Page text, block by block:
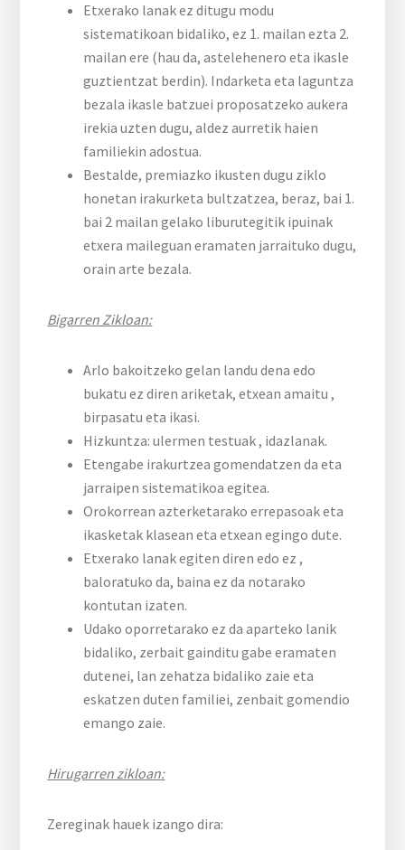
Etxerako lanak ez ditugu modu
sistematikoan bidaliko, ez 1. mailan ezta 2.
mailan ere (hau da, astelehenero eta ikasle
guztientzat berdin). Indarketa eta laguntza
bezala ikasle batzuei proposatzeko aukera
irekia uzten dugu, aldez aurretik haien
familiekin adostua.
Bestalde, premiazko ikusten dugu ziklo
honetan irakurketa bultzatzea, beraz, bai 1.
bai 2 mailan gelako liburutegitik ipuinak
etxera maileguan eramaten jarraituko dugu,
orain arte bezala.
Bigarren Zikloan:
Arlo bakoitzeko gelan landu dena edo
bukatu ez diren ariketak, etxean amaitu ,
birpasatu eta ikasi.
Hizkuntza: ulermen testuak , idazlanak.
Etengabe irakurtzea gomendatzen da eta
jarraipen sistematikoa egitea.
Orokorrean azterketarako errepasoak eta
ikasketak klasean eta etxean egingo dute.
Etxerako lanak egiten diren edo ez ,
baloratuko da, baina ez da notarako
kontutan izaten.
Udako oporretarako ez da aparteko lanik
bidaliko, zerbait gainditu gabe eramaten
dutenei, lan zehatza bidaliko zaie eta
eskatzen duten familiei, zenbait gomendio
emango zaie.
Hirugarren zikloan:
Zereginak hauek izango dira: